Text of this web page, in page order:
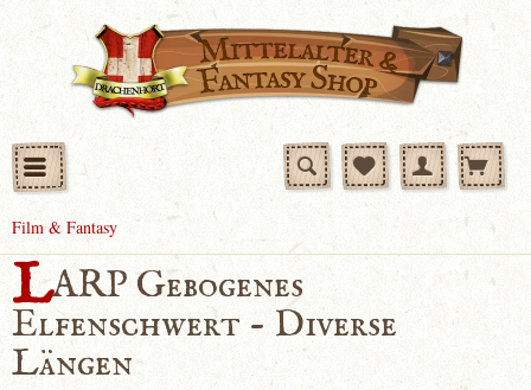
Film & Fantasy
LARP Gebogenes
Elfenschwert - Diverse
Längen